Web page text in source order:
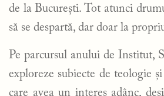
de la București. Tot atunci
să se despartă, dar doar la
Pe parcursul anului de Institut,
exploreze subiecte de teologie
care avea un interes adânc,